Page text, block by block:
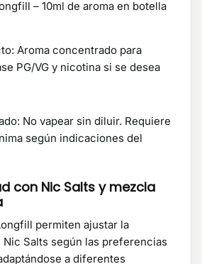
– 10ml de aroma en botella
Aroma concentrado para
PG/VG y nicotina si se desea
No vapear sin diluir. Requiere
según indicaciones del
con Nic Salts y mezcla
permiten ajustar la
Salts según las preferencias
a diferentes